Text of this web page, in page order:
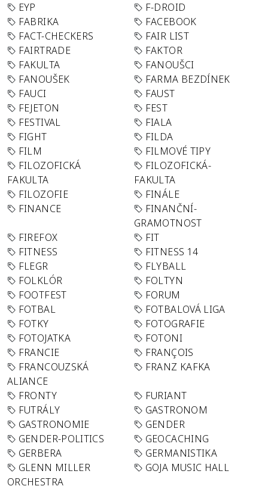
EYP
F-DROID
FABRIKA
FACEBOOK
FACT-CHECKERS
FAIR LIST
FAIRTRADE
FAKTOR
FAKULTA
FANOUŠCI
FANOUŠEK
FARMA BEZDÍNEK
FAUCI
FAUST
FEJETON
FEST
FESTIVAL
FIALA
FIGHT
FILDA
FILM
FILMOVÉ TIPY
FILOZOFICKÁ
FAKULTA
FILOZOFICKÁ-
FAKULTA
FILOZOFIE
FINÁLE
FINANCE
FINANČNÍ-
GRAMOTNOST
FIREFOX
FIT
FITNESS
FITNESS 14
FLEGR
FLYBALL
FOLKLÓR
FOLTYN
FOOTFEST
FORUM
FOTBAL
FOTBALOVÁ LIGA
FOTKY
FOTOGRAFIE
FOTOJATKA
FOTONI
FRANCIE
FRANÇOIS
FRANCOUZSKÁ
ALIANCE
FRANZ KAFKA
FRONTY
FURIANT
FUTRÁLY
GASTRONOM
GASTRONOMIE
GENDER
GENDER-POLITICS
GEOCACHING
GERBERA
GERMANISTIKA
GLENN MILLER
ORCHESTRA
GOJA MUSIC HALL